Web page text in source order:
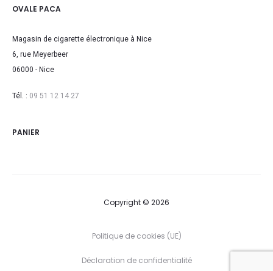
OVALE PACA
Magasin de cigarette électronique à Nice
6, rue Meyerbeer
06000 - Nice
Tél. : 09 51 12 14 27
PANIER
Copyright © 2026
Politique de cookies (UE)
Déclaration de confidentialité